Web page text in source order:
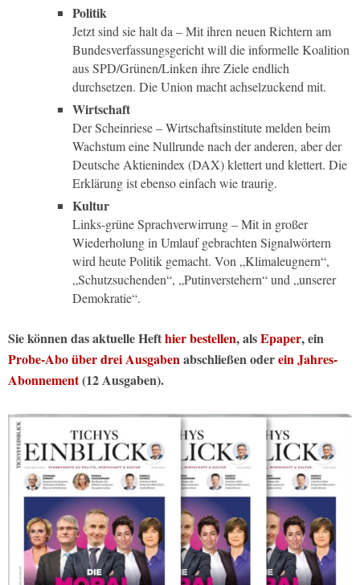
Politik
Jetzt sind sie halt da – Mit ihren neuen Richtern am
Bundesverfassungsgericht will die informelle Koalition
aus SPD/Grünen/Linken ihre Ziele endlich
durchsetzen. Die Union macht achselzuckend mit.
Wirtschaft
Der Scheinriese – Wirtschaftsinstitute melden beim
Wachstum eine Nullrunde nach der anderen, aber der
Deutsche Aktienindex (DAX) klettert und klettert. Die
Erklärung ist ebenso einfach wie traurig.
Kultur
Links-grüne Sprachverwirrung – Mit in großer
Wiederholung in Umlauf gebrachten Signalwörtern
wird heute Politik gemacht. Von „Klimaleugnern“,
„Schutzsuchenden“, „Putinverstehern“ und „unserer
Demokratie“.
Sie können das aktuelle Hefthier bestellen, alsEpaper, ein
Probe-Abo über drei Ausgabenabschließen oderein Jahres-
Abonnement(12 Ausgaben).